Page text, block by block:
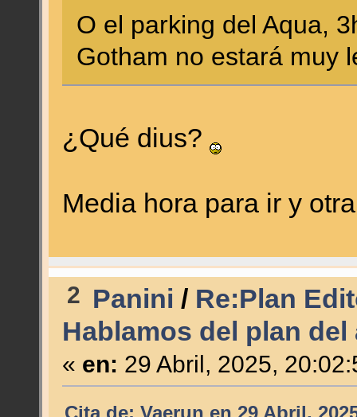
O el parking del Aqua,
Gotham no estará muy
¿Qué dius?
Media hora para ir y
2 Panini / Re:Plan
Hablamos del plan del
« en: 29 Abril, 2025,